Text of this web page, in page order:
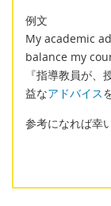
例文
My academic
balance my
『指導教員が
益なアドバイス
参考になれば幸